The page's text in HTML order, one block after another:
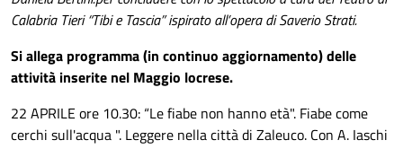
Calabria Tieri “Tibi e Tascia” ispirato all’opera di Saverio Strati.
Si allega programma (in continuo aggiornamento) delle
attività inserite nel Maggio locrese.
22 APRILE ore 10.30: “Le fiabe non hanno età". Fiabe come
cerchi sull'acqua ". Leggere nella città di Zaleuco. Con A. Iaschi